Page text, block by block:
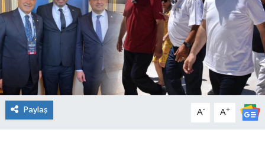
Paylaş A- A+
EĞİTİM
EKONOMİ
Erdek
Gömeç